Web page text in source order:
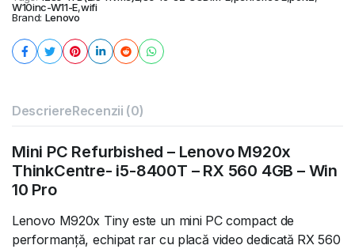
W10inc-W11-E,wifi
Brand: Lenovo
DescriereRecenzii (0)
Mini PC Refurbished – Lenovo M920x
ThinkCentre- i5-8400T – RX 560 4GB – Win
10 Pro
Lenovo M920x Tiny este un mini PC compact de
performanță, echipat rar cu placă video dedicată RX 560